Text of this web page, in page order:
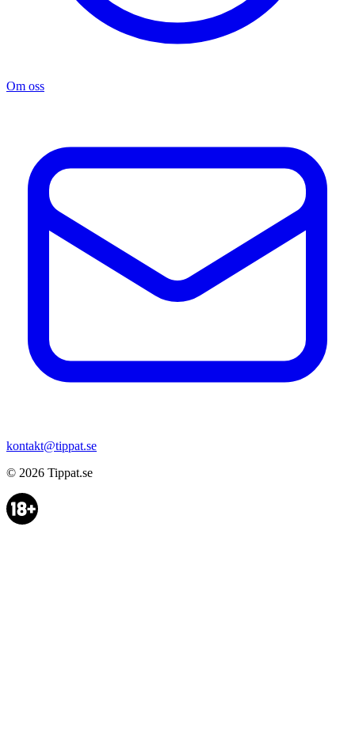
Om oss
kontakt@tippat.se
© 2026 Tippat.se